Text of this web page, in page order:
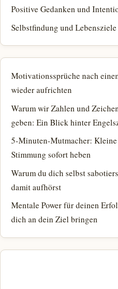
Positive Gedanken und
Selbstfindung und Lebensziele
Motivationssprüche nach
wieder aufrichten
Warum wir Zahlen und
geben: Ein Blick hinter
5-Minuten-Mutmacher:
Stimmung sofort heben
Warum du dich selbst
damit aufhörst
Mentale Power für deinen
dich an dein Ziel bringen